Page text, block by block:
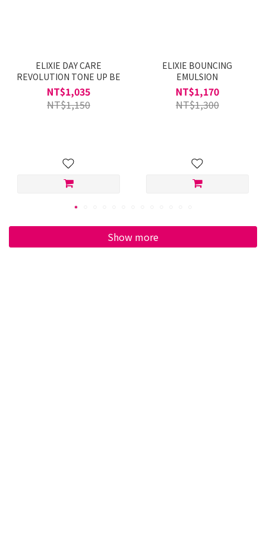
ELIXIE DAY CARE
REVOLUTION TONE UP BE
NT$1,035
NT$1,150
ELIXIE BOUNCING
EMULSION
NT$1,170
NT$1,300
Show more